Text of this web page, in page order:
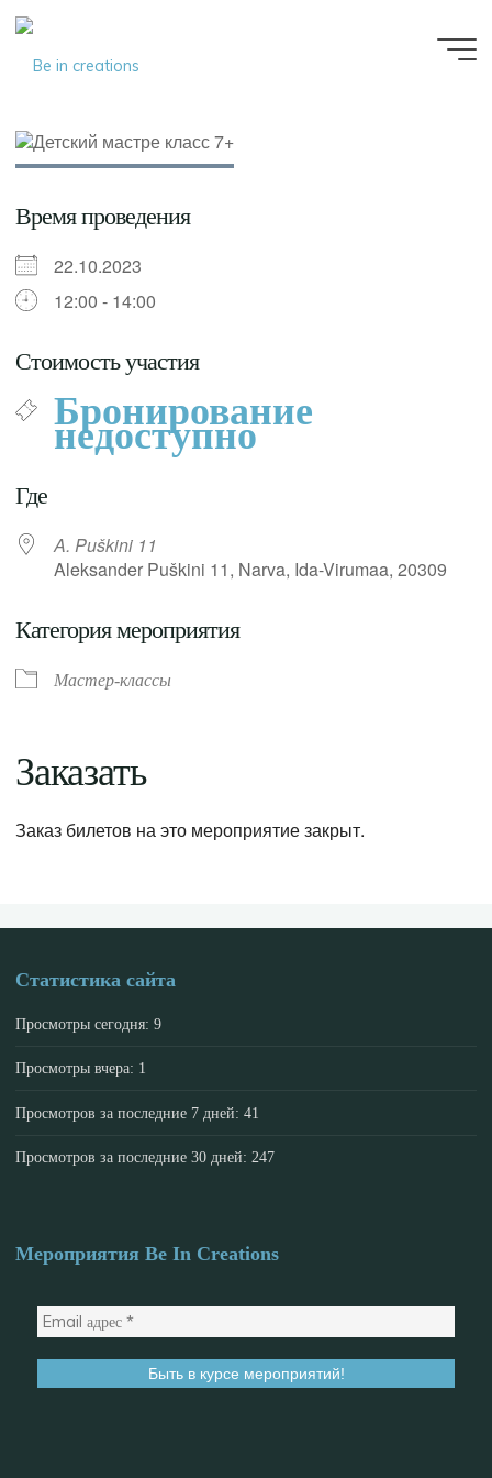
Время проведения
22.10.2023
12:00 - 14:00
Стоимость участия
Бронирование
недоступно
Где
A. Puškini 11
Aleksander Puškini 11, Narva, Ida-Virumaa, 20309
Категория мероприятия
Мастер-классы
Заказать
Заказ билетов на это мероприятие закрыт.
Статистика сайта
Просмотры сегодня:9
Просмотры вчера: 1
Просмотров за последние 7 дней:41
Просмотров за последние 30 дней: 247
Мероприятия Be In Creations